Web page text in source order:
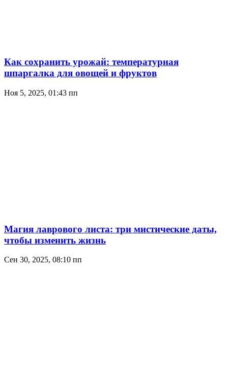
Как сохранить урожай: температурная
шпаргалка для овощей и фруктов
Ноя 5, 2025, 01:43 пп
Магия лаврового листа: три мистические даты,
чтобы изменить жизнь
Сен 30, 2025, 08:10 пп